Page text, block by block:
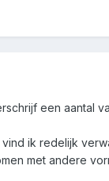
een aantal
ik redelijk
met andere